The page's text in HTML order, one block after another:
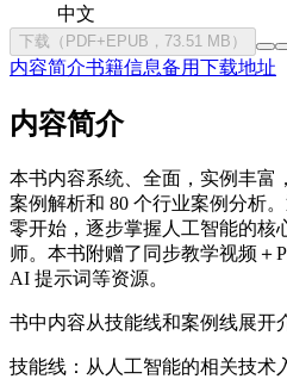
中文
下载（PDF+EPUB，73.51 MB）
内容简介书籍信息备用下载地址
内容简介
本书内容系统、全面，实例丰富
案例解析和 80 个行业案例分析
零开始，逐步掌握人工智能的核
师。本书附赠了同步教学视频＋
AI 提示词等资源。
书中内容从技能线和案例线展开
技能线：从人工智能的相关技术